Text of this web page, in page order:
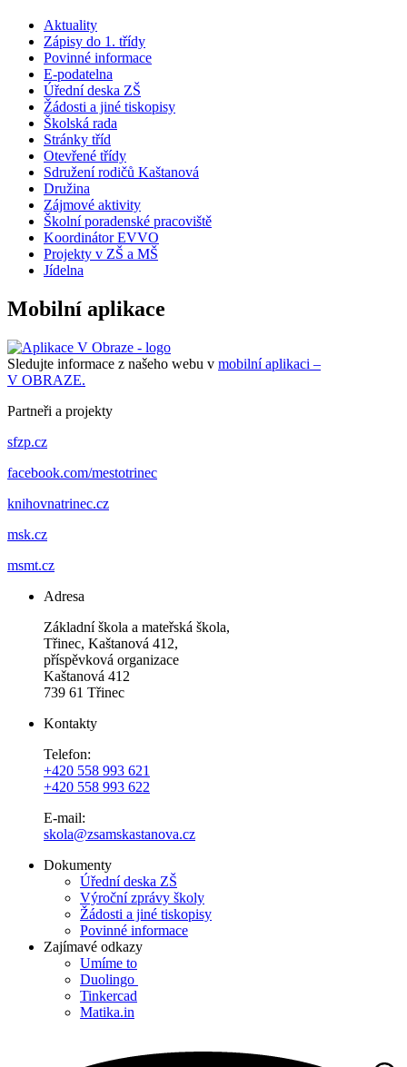
Aktuality
Zápisy do 1. třídy
Povinné informace
E-podatelna
Úřední deska ZŠ
Žádosti a jiné tiskopisy
Školská rada
Stránky tříd
Otevřené třídy
Sdružení rodičů Kaštanová
Družina
Zájmové aktivity
Školní poradenské pracoviště
Koordinátor EVVO
Projekty v ZŠ a MŠ
Jídelna
Mobilní aplikace
Sledujte informace z našeho webu v mobilní aplikaci –
V OBRAZE.
Partneři a projekty
sfzp.cz
facebook.com/mestotrinec
knihovnatrinec.cz
msk.cz
msmt.cz
Adresa
Základní škola a mateřská škola,
Třinec, Kaštanová 412,
příspěvková organizace
Kaštanová 412
739 61 Třinec
Kontakty
Telefon:
+420 558 993 621
+420 558 993 622
E-mail:
skola@zsamskastanova.cz
Dokumenty
Úřední deska ZŠ
Výroční zprávy školy
Žádosti a jiné tiskopisy
Povinné informace
Zajímavé odkazy
Umíme to
Duolingo
Tinkercad
Matika.in